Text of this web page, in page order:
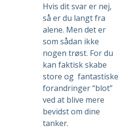
Hvis dit svar er nej,
så er du langt fra
alene. Men det er
som sådan ikke
nogen trøst. For du
kan faktisk skabe
store og fantastiske
forandringer “blot”
ved at blive mere
bevidst om dine
tanker.